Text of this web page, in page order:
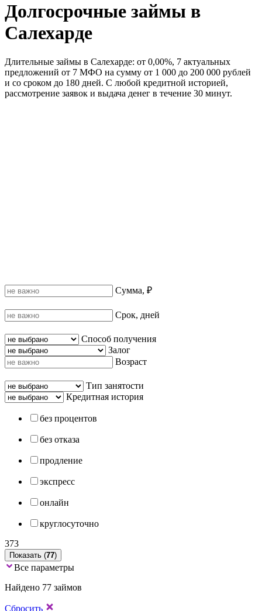
Долгосрочные займы в
Салехарде
Длительные займы в Салехарде: от 0,00%, 7 актуальных
предложений от 7 МФО на сумму от 1 000 до 200 000 рублей
и со сроком до 180 дней. С любой кредитной историей,
рассмотрение заявок и выдача денег в течение 30 минут.
Сумма, ₽
Срок, дней
Способ получения
Залог
Возраст
Тип занятости
Кредитная история
без процентов
без отказа
продление
экспресс
онлайн
круглосуточно
373
Показать (77)
Все параметры
Найдено 77 займов
Сбросить